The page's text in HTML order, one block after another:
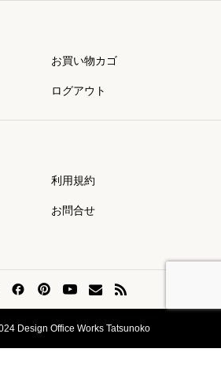
お買い物カゴ
ログアウト
利用規約
お問合せ
Design Office Works Tatsunoko